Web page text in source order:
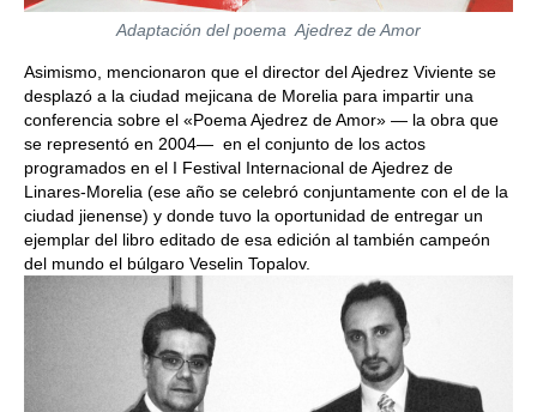
Adaptación del poema Ajedrez de Amor
Asimismo, mencionaron que el director del Ajedrez Viviente se
desplazó a la ciudad mejicana de Morelia para impartir una
conferencia sobre el «Poema Ajedrez de Amor» — la obra que
se representó en 2004— en el conjunto de los actos
programados en el I Festival Internacional de Ajedrez de
Linares-Morelia (ese año se celebró conjuntamente con el de la
ciudad jienense) y donde tuvo la oportunidad de entregar un
ejemplar del libro editado de esa edición al también campeón
del mundo el búlgaro Veselin Topalov.